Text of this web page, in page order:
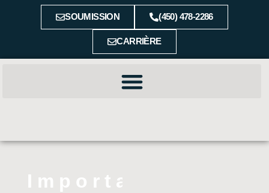
(450) 478-2286
SOUMISSION
CARRIÈRE
Importation